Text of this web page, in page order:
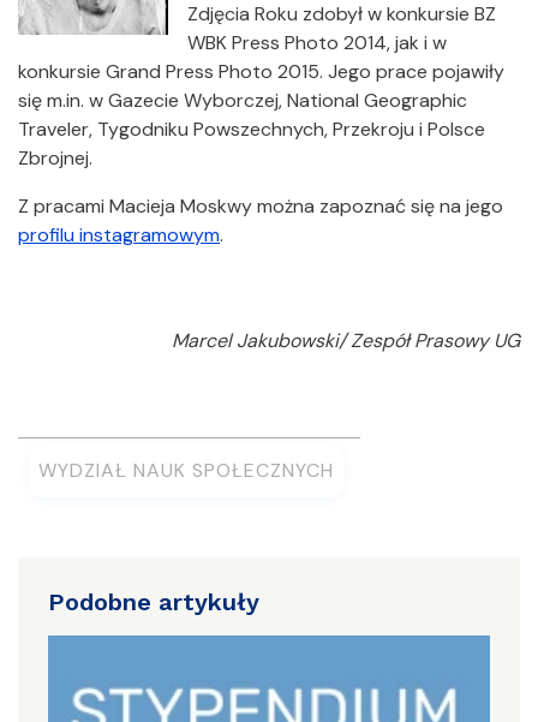
Zdjęcia Roku zdobył w konkursie BZ
WBK Press Photo 2014, jak i w
konkursie Grand Press Photo 2015. Jego prace pojawiły
się m.in. w Gazecie Wyborczej, National Geographic
Traveler, Tygodniku Powszechnych, Przekroju i Polsce
Zbrojnej.
Z pracami Macieja Moskwy można zapoznać się na jego
profilu instagramowym.
Marcel Jakubowski/ Zespół Prasowy UG
WYDZIAŁ NAUK SPOŁECZNYCH
Podobne artykuły